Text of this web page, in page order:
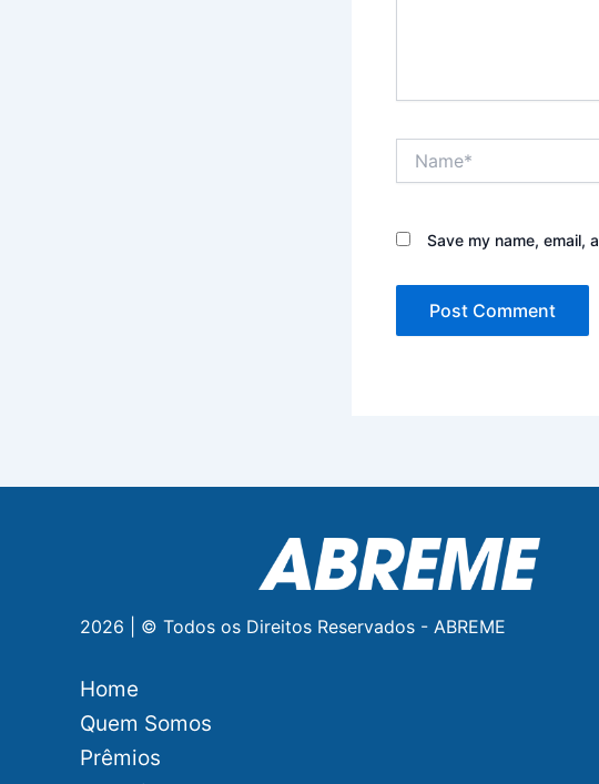
Save my name, email,
2026 | © Todos os Direitos Reservados - ABREME
Home
Quem Somos
Prêmios